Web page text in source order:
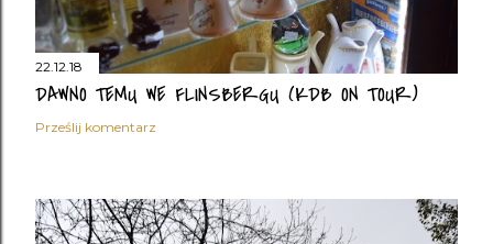
22.12.18
DAWNO TEMU WE FLINSBERGU (KDB ON TOUR)
Prześlij komentarz